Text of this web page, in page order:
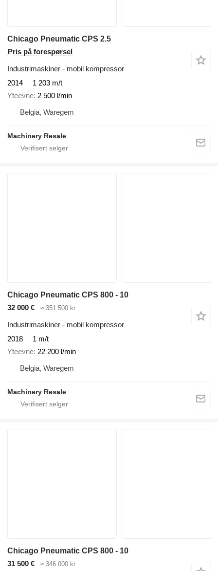
Chicago Pneumatic CPS 2.5
Pris på forespørsel
Industrimaskiner - mobil kompressor
2014
1 203 m/t
Yteevne 2 500 l/min
Belgia, Waregem
Machinery Resale
Chicago Pneumatic CPS 800 - 10
32 000 €
≈ 351 500 kr
Industrimaskiner - mobil kompressor
2018
1 m/t
Yteevne 22 200 l/min
Belgia, Waregem
Machinery Resale
Chicago Pneumatic CPS 800 - 10
31 500 €
≈ 346 000 kr